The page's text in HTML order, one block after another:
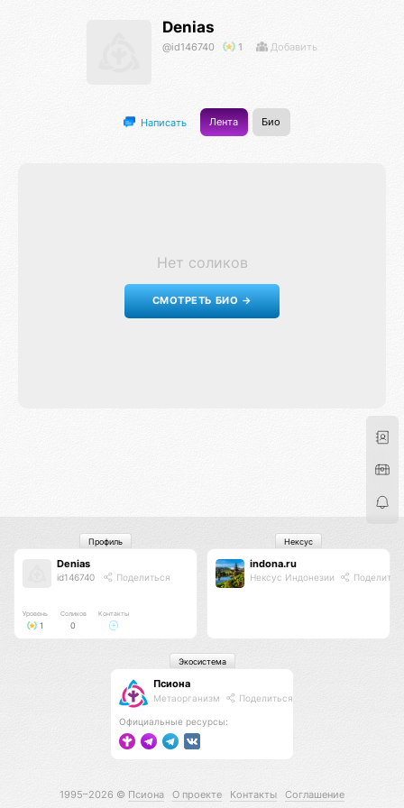
Denias
@id146740 1 Добавить
Написать Лента Био
Нет соликов
СМОТРЕТЬ БИО →
Denias
id146740 Поделиться
Уровень
1
Соликов
0
Контакты
Профиль
indona.ru
Нексус Индонезии
Нексус
Псиона
Метаорганизм Поделиться
Официальные ресурсы:
Экосистема
1995–2026 © Псиона О проекте Контакты Соглашение